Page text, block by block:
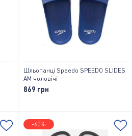
Шльопанці Speedo SPEEDO SLIDES
AM чоловічі
869 грн
-60%